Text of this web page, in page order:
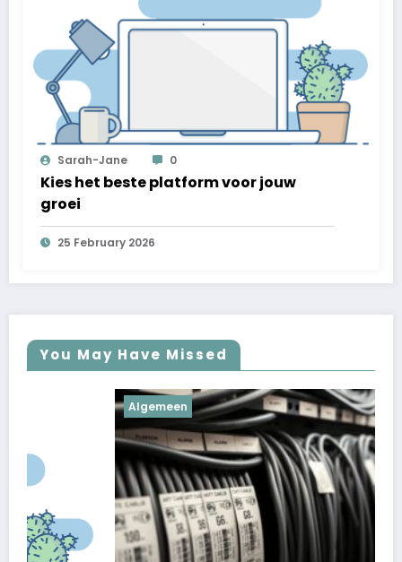
Sarah-Jane 0
Kies het beste platform voor jouw
groei
25 February 2026
You May Have Missed